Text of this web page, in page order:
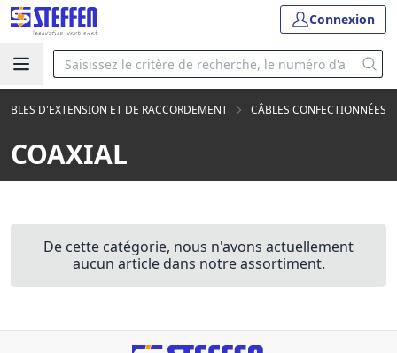
Connexion
D'EXTENSION ET DE RACCORDEMENT CÂBLES CONFECTIONNÉES
COAXIAL
De cette catégorie, nous n'avons actuellement
aucun article dans notre assortiment.